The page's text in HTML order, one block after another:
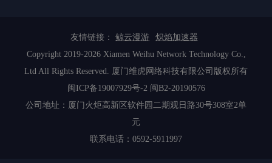
友情链接： 鲸云漫游
炽焰加速器
Copyright 2019-2026 Xiamen Weihu Network Technology Co.,
Ltd All Rights Reserved. 厦门维虎网络科技有限公司版权所有
闽ICP备19007929号-2 闽B2-20190576
公司地址：厦门火炬高新区软件园二期观日路30号308室2单
元
联系电话：0592-5911997